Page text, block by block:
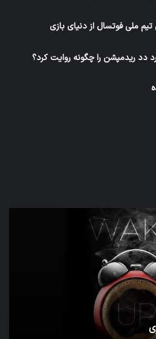
ملی فوتسال از دنیای بازی
دد ریدمپشن را چگونه روایت کرد؟